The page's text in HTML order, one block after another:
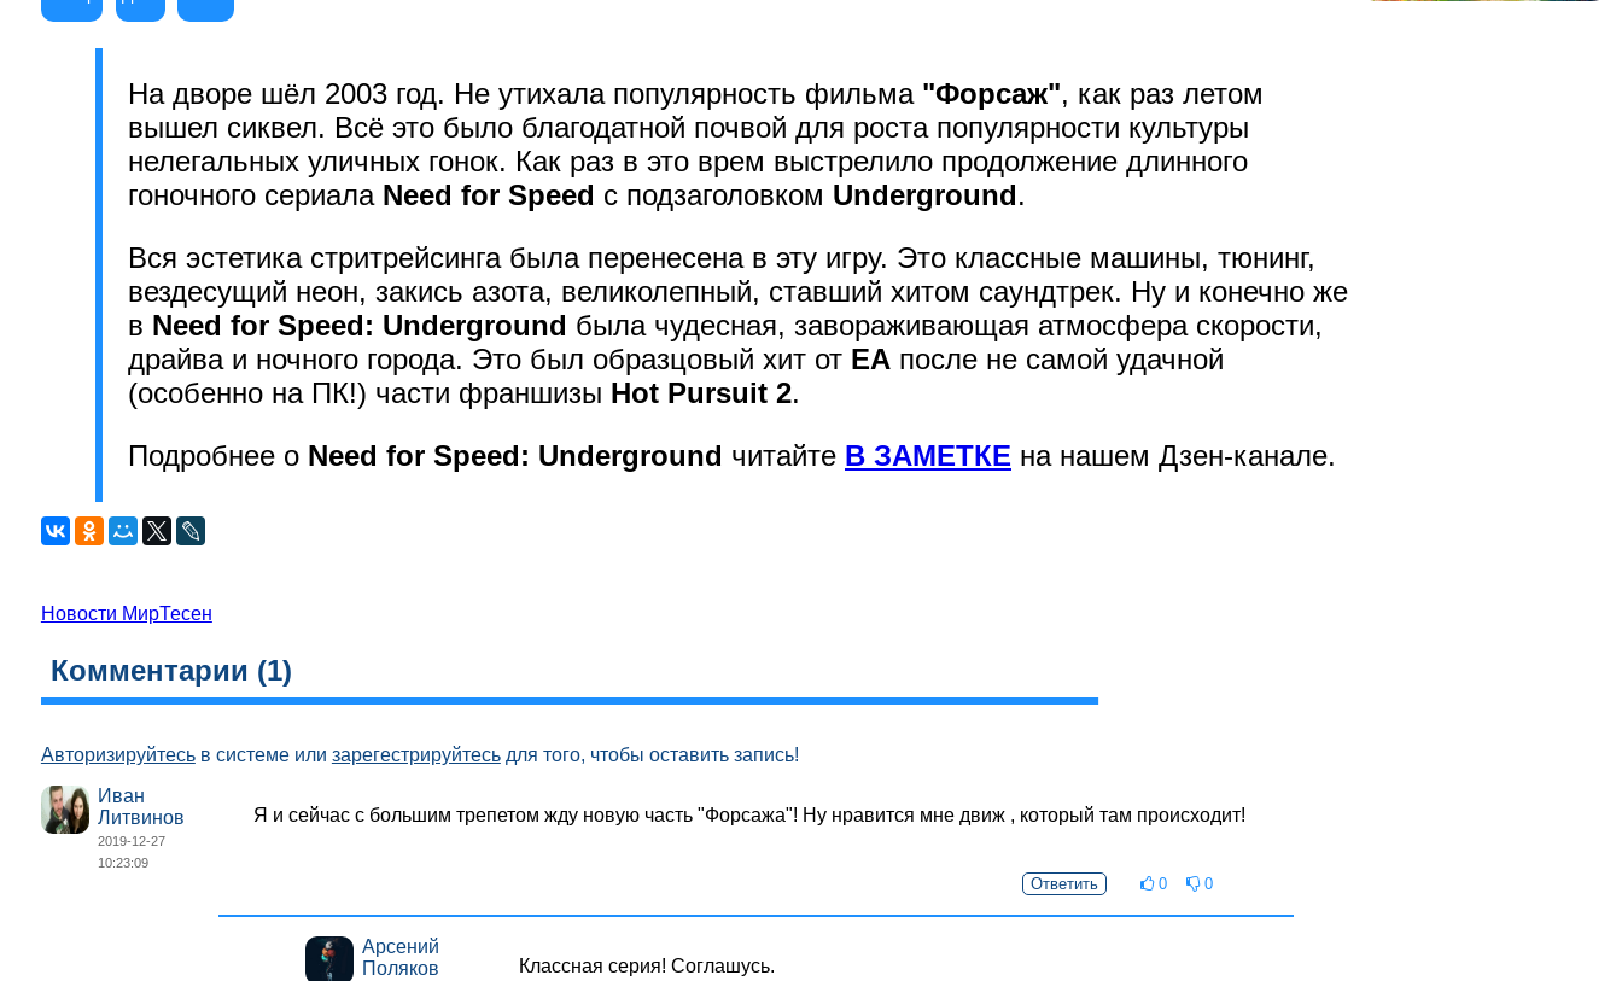
На дворе шёл 2003 год. Не утихала популярность фильма "Форсаж", как раз летом
вышел сиквел. Всё это было благодатной почвой для роста популярности культуры
нелегальных уличных гонок. Как раз в это врем выстрелило продолжение длинного
гоночного сериала Need for Speed с подзаголовком Underground.
Вся эстетика стритрейсинга была перенесена в эту игру. Это классные машины, тюнинг,
вездесущий неон, закись азота, великолепный, ставший хитом саундтрек. Ну и конечно же
в Need for Speed: Underground была чудесная, завораживающая атмосфера скорости,
драйва и ночного города. Это был образцовый хит от EA после не самой удачной
(особенно на ПК!) части франшизы Hot Pursuit 2.
Подробнее о Need for Speed: Underground читайте В ЗАМЕТКЕ на нашем Дзен-канале.
Новости МирТесен
Комментарии (1)
Авторизируйтесьв системе или зарегестрируйтесьдля того, чтобы оставить запись!
Иван
Литвинов
2019-12-27
10:23:09
Я и сейчас с большим трепетом жду новую часть "Форсажа"! Ну нравится мне движ , который там происходит!
Ответить 0 0
Арсений
Поляков
Классная серия! Соглашусь.